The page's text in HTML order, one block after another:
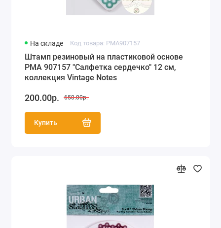
На складе Код товара: PMA907157
Штамп резиновый на пластиковой основе
PMA 907157 "Салфетка сердечко" 12 см,
коллекция Vintage Notes
200.00р. 650.00р.
Купить